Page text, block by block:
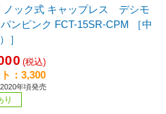
ノック式 キャップレス デシモ
ンピンク FCT-15SR-CPM ［中
］
(税込)
：3,300
年頃発売
り